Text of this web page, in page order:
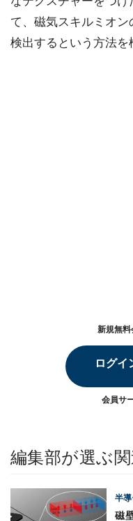
て、磁気スキルミオ
検出するという方法を
新規無料
ログイ
会員サ
編集部が選ぶ
半
磁